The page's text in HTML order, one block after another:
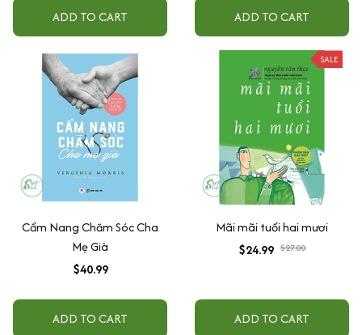
ADD TO CART ADD TO CART
Cẩm Nang Chăm Sóc Cha
Mẹ Già
$40.99
ADD TO CART
SALE
Mãi mãi tuổi hai mươi
$24.99 $27.00
ADD TO CART